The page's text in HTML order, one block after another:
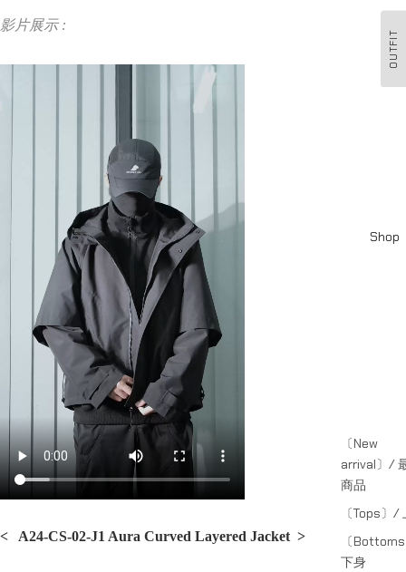
Shop
〔New
arrival〕/
商品
〔Tops〕/
〔
下身
OUTFIT
影片展示 :
< A24-CS-02-J1 Aura Curved Layered Jacket >